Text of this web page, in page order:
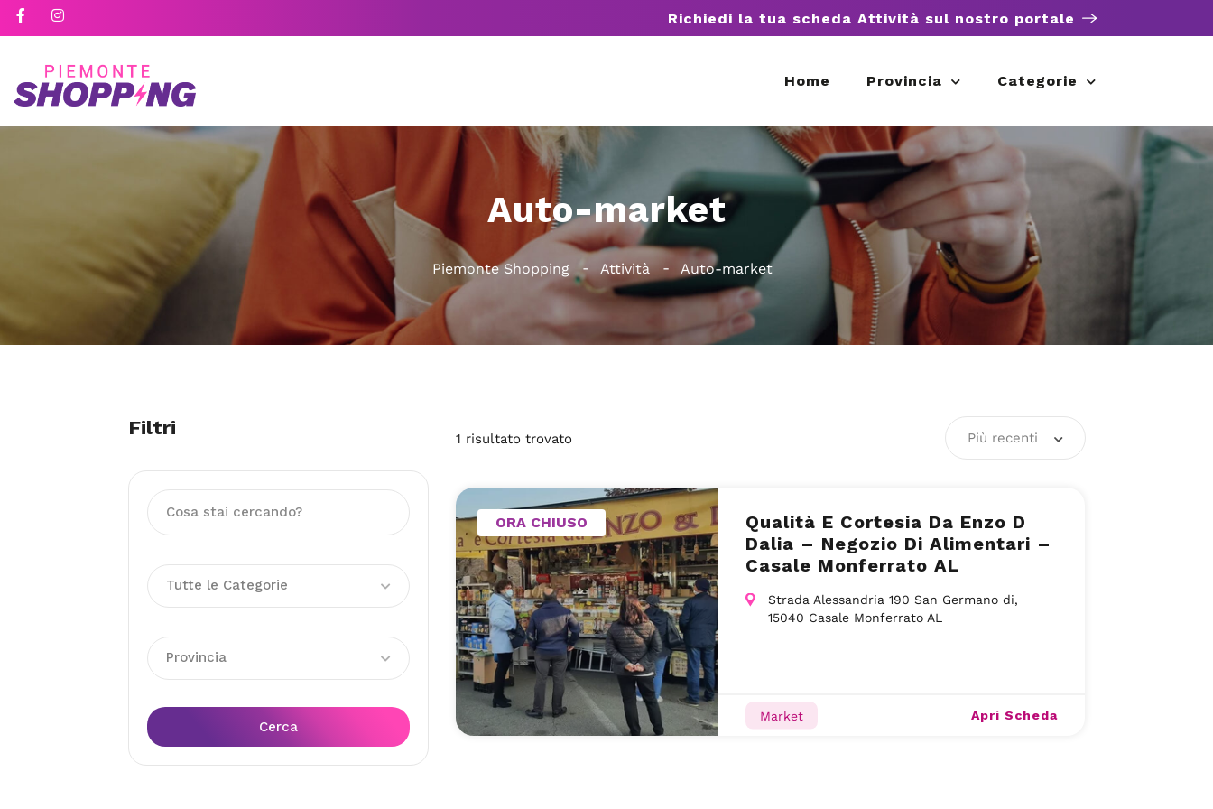
Richiedi la tua scheda Attività sul nostro portale
Home Provincia Categorie
Auto-market
Piemonte Shopping Attività Auto-market
Filtri
Tutte le Categorie
Provincia
Cerca
1 risultato trovato Più recenti
ORA CHIUSO
Qualità E Cortesia Da Enzo D
Dalia – Negozio Di Alimentari –
Casale Monferrato AL
Strada Alessandria 190 San Germano di,
15040 Casale Monferrato AL
Market Apri Scheda